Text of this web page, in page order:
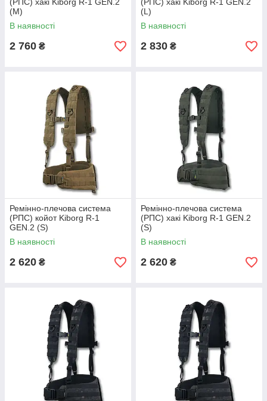
(M)
В наявності
2 760 ₴
(L)
В наявності
2 830 ₴
Ремінно-плечова система
(РПС) койот Kiborg R-1
GEN.2 (S)
В наявності
2 620 ₴
Ремінно-плечова система
(РПС) хакі Kiborg R-1 GEN.2
(S)
В наявності
2 620 ₴